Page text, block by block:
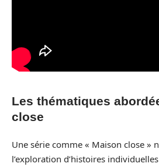
Les thématiques
close
Une série comme « Maison close »
l’exploration d’histoires